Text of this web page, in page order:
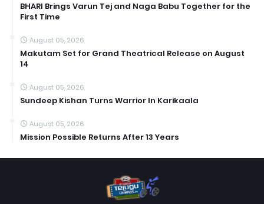
BHARI Brings Varun Tej and Naga Babu Together for the
First Time
August 05, 2026
Makutam Set for Grand Theatrical Release on August
14
August 05, 2026
Sundeep Kishan Turns Warrior In Karikaala
August 05, 2026
Mission Possible Returns After 13 Years